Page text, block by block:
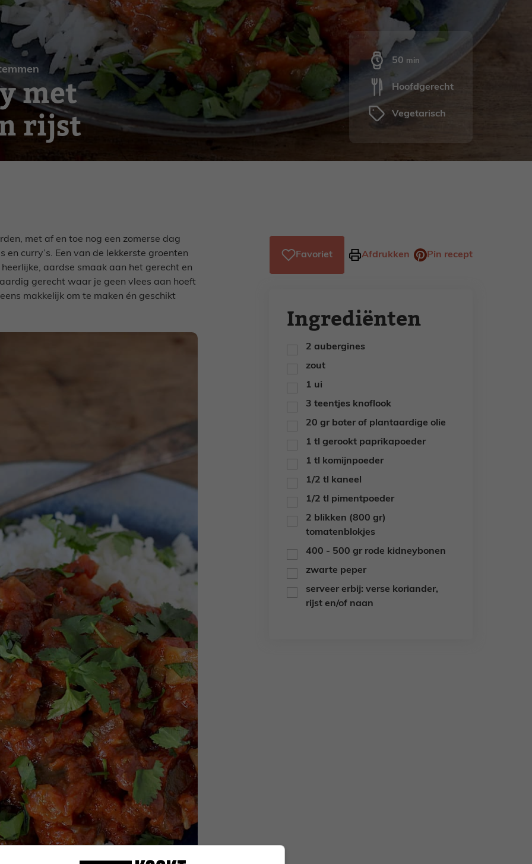
met
rijst
50 minuten
min
Hoofdgerecht
Vegetarisch
met af en toe nog een zomerse dag
curry’s. Een van de lekkerste groenten
aardse smaak aan het gerecht en
gerecht waar je geen vlees aan hoeft
makkelijk om te maken én geschikt
Favoriet Afdrukken Pin recept
Ingrediënten
▢
2 aubergines
▢
zout
▢
1 ui
▢
3 teentjes knoflook
▢
20 gr boter of plantaardige olie
▢
1 tl gerookt paprikapoeder
▢
1 tl komijnpoeder
▢
1/2 tl kaneel
▢
1/2 tl pimentpoeder
▢
2 blikken (800 gr)
tomatenblokjes
▢
400 - 500 gr rode kidneybonen
▢
zwarte peper
▢
serveer erbij: verse koriander,
rijst en/of naan